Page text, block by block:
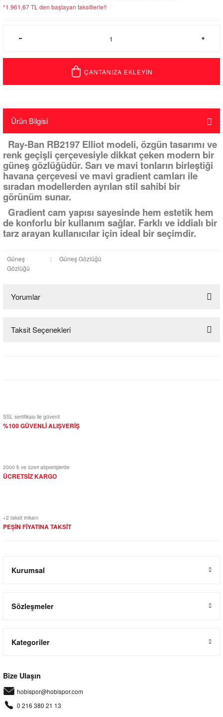
*1.961,67 TL den başlayan taksitlerle!!
ÇANTANIZA EKLEYİN
Ürün Bilgisi
Ray-Ban RB2197 Elliot modeli, özgün tasarımı ve
renk geçişli çerçevesiyle dikkat çeken modern bir
güneş gözlüğüdür. Sarı ve mavi tonların birleştiği
havana çerçevesi ve mavi gradient camları ile
sıradan modellerden ayrılan stil sahibi bir
görünüm sunar.
Gradient cam yapısı sayesinde hem estetik hem
de konforlu bir kullanım sağlar. Farklı ve iddialı bir
tarz arayan kullanıcılar için ideal bir seçimdir.
Güneş
Gözlüğü
: Güneş Gözlüğü
Yorumlar
Bu ürüne ilk yorumu siz yapın!
Taksit Seçenekleri
SSL sertifikası ile güvenli
%100 GÜVENLİ ALIŞVERİŞ
2000 ₺ ve üzeri alışverişlerde
ÜCRETSİZ KARGO
+2 taksit imkanı
PEŞİN FİYATINA TAKSİT
Kurumsal
Sözleşmeler
Kategoriler
Bize Ulaşın
hobispor@hobispor.com
0 216 380 21 13